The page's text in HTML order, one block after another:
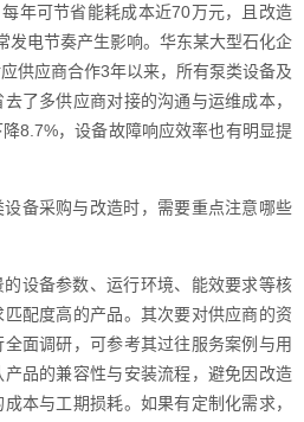
年可节省能耗成本近70万元，且改造
发电节奏产生影响。华东某大型石化企
供应商合作3年以来，所有泵类设备及
了多供应商对接的沟通与运维成本，
8.7%，设备故障响应效率也有明显提
备采购与改造时，需要重点注意哪些
设备参数、运行环境、能效要求等核
配度高的产品。其次要对供应商的资
面调研，可参考其过往服务案例与用
品的兼容性与安装流程，避免因改造
本与工期损耗。如果有定制化需求，